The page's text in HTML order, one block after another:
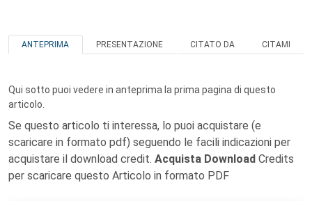
ANTEPRIMA PRESENTAZIONE CITATO DA CITAMI
Qui sotto puoi vedere in anteprima la prima pagina di questo
articolo.
Se questo articolo ti interessa, lo puoi acquistare (e
scaricare in formato pdf) seguendo le facili indicazioni per
acquistare il download credit. Acquista Download Credits
per scaricare questo Articolo in formato PDF